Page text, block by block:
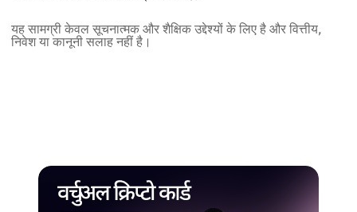
यह सामग्री केवल सूचनात्मक और शैक्षिक उद्देश्यों के लिए है और वित्तीय,
निवेश या कानूनी सलाह नहीं है।